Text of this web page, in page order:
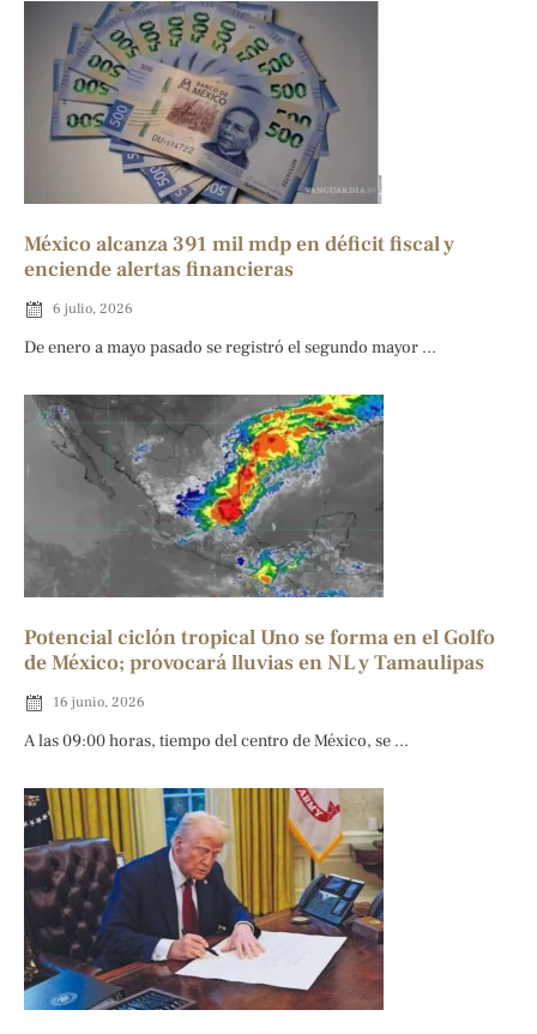
México alcanza 391 mil mdp en déficit fiscal y
enciende alertas financieras
6 julio, 2026
De enero a mayo pasado se registró el segundo mayor ...
Potencial ciclón tropical Uno se forma en el Golfo
de México; provocará lluvias en NL y Tamaulipas
16 junio, 2026
A las 09:00 horas, tiempo del centro de México, se ...